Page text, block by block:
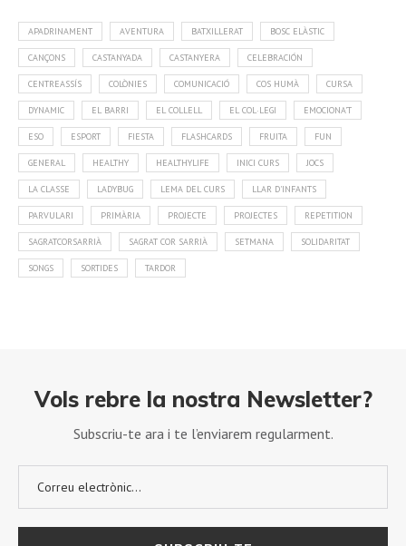
APADRINAMENT AVENTURA BATXILLERAT BOSC ELÀSTIC
CANÇONS CASTANYADA CASTANYERA CELEBRACIÓN
CENTREASSÍS COLÒNIES COMUNICACIÓ COS HUMÀ CURSA
DYNAMIC EL BARRI EL COLLELL EL COL·LEGI EMOCIONA'T
ESO ESPORT FIESTA FLASHCARDS FRUITA FUN
GENERAL HEALTHY HEALTHYLIFE INICI CURS JOCS
LA CLASSE LADYBUG LEMA DEL CURS LLAR D'INFANTS
PARVULARI PRIMÀRIA PROJECTE PROJECTES REPETITION
SAGRATCORSARRIÀ SAGRAT COR SARRIÀ SETMANA SOLIDARITAT
SONGS SORTIDES TARDOR
Vols rebre la nostra Newsletter?
Subscriu-te ara i te l’enviarem regularment.